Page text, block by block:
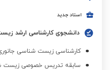
استاد جدید
دانشجوی کارشناسی ارشد
کارشناسی زیست شناسی جانوری
سابقه تدریس خصوصی زیست